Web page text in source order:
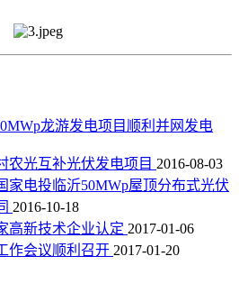
龙游发电项目顺利并网发电
农光互补光伏发电项目 2016-08-03
家电投临沂50MWp屋顶分布式光伏
2016-10-18
高新技术企业认定 2017-01-06
作会议顺利召开 2017-01-20